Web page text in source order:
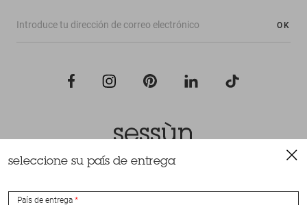
OK
Todos los derechos reservados Sessùn 2022
seleccione su país de entrega
País de entrega